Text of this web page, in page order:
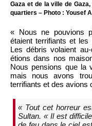
Gaza et de la ville de
quartiers – Photo : Yousef
« Nous ne pouvions
étaient terrifiants et
Les débris volaient
étions dans nos
Nous pensions que la
mais nous avons
terrifiants et des avions
« Tout cet horreur
Sultan. « Il est